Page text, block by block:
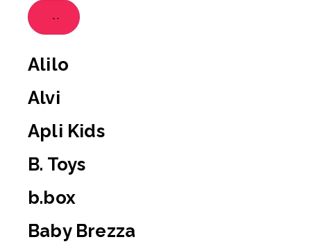
Alilo
Alvi
Apli Kids
B. Toys
b.box
Baby Brezza